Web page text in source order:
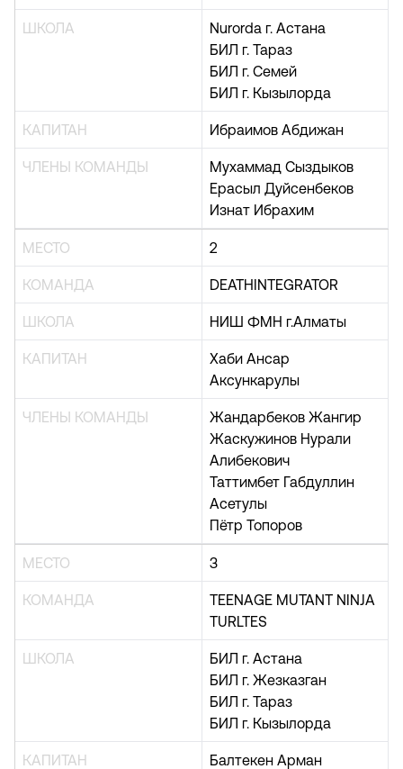
ШКОЛА
Nurorda г. Астана
БИЛ г. Тараз
БИЛ г. Семей
БИЛ г. Кызылорда
КАПИТАН Ибраимов Абдижан
ЧЛЕНЫ КОМАНДЫ
Мухаммад Сыздыков
Ерасыл Дуйсенбеков
Изнат Ибрахим
МЕСТО 2
КОМАНДА DEATHINTEGRATOR
ШКОЛА НИШ ФМН г.Алматы
КАПИТАН
Хаби Ансар
Аксункарулы
ЧЛЕНЫ КОМАНДЫ
Жандарбеков Жангир
Жаскужинов Нурали
Алибекович
Таттимбет Габдуллин
Асетулы
Пётр Топоров
МЕСТО 3
КОМАНДА
TEENAGE MUTANT NINJA
TURLTES
ШКОЛА
БИЛ г. Астана
БИЛ г. Жезказган
БИЛ г. Тараз
БИЛ г. Кызылорда
КАПИТАН
Балтекен Арман